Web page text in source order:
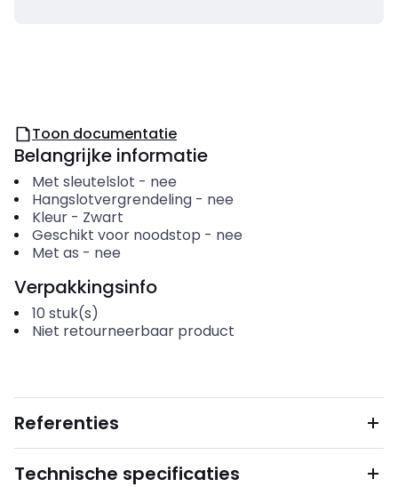
Toon documentatie
Belangrijke informatie
Met sleutelslot - nee
Hangslotvergrendeling- nee
Kleur- Zwart
Geschikt voor noodstop - nee
Met as - nee
Verpakkingsinfo
10 stuk(s)
Niet retourneerbaar product
Referenties
Technische specificaties